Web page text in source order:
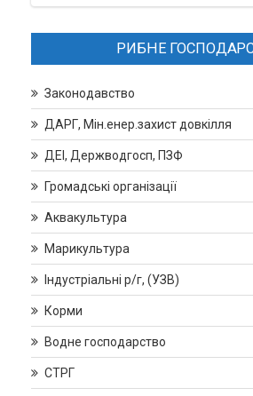
РИБНЕ
Законодавство
ДАРГ, Мін.енер.захист довкілля
ДЕІ, Держводгосп, ПЗФ
Громадські організації
Аквакультура
Марикультура
Індустріальні р/г, (УЗВ)
Корми
Водне господарство
СТРГ